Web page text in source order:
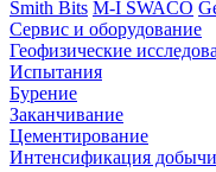
Smith Bits M-I SWACO
Сервис и оборудование
Геофизические
Испытания
Бурение
Заканчивание
Цементирование
Интенсификация добычи